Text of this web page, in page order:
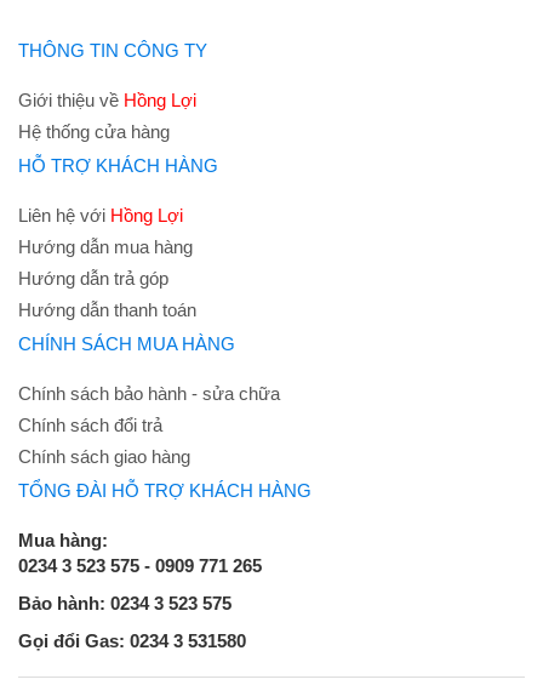
THÔNG TIN CÔNG TY
Giới thiệu về Hồng Lợi
Hệ thống cửa hàng
HỖ TRỢ KHÁCH HÀNG
Liên hệ với Hồng Lợi
Hướng dẫn mua hàng
Hướng dẫn trả góp
Hướng dẫn thanh toán
CHÍNH SÁCH MUA HÀNG
Chính sách bảo hành - sửa chữa
Chính sách đổi trả
Chính sách giao hàng
TỔNG ĐÀI HỖ TRỢ KHÁCH HÀNG
Mua hàng:
0234 3 523 575 - 0909 771 265
Bảo hành: 0234 3 523 575
Gọi đổi Gas: 0234 3 531580